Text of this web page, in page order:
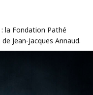
la Fondation Pathé
Jean-Jacques Annaud.